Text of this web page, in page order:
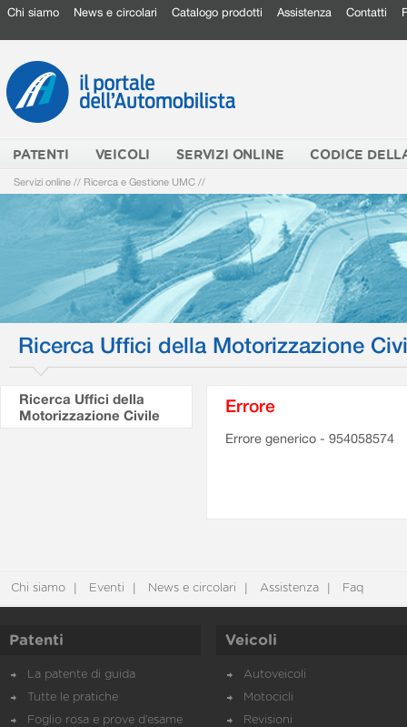
Chi siamo News e circolari Catalogo prodotti Assistenza Contatti
PATENTI VEICOLI SERVIZI ONLINE CODICE
Servizi online // Ricerca e Gestione UMC //
Ricerca Uffici della Motorizzazione
Ricerca Uffici della
Motorizzazione Civile
Errore
Errore generico - 954058574
Chi siamo Eventi News e circolari Assistenza Faq
Patenti
La patente di guida
Tutte le pratiche
Foglio rosa e prove d’esame
Veicoli
Autoveicoli
Motocicli
Revisioni